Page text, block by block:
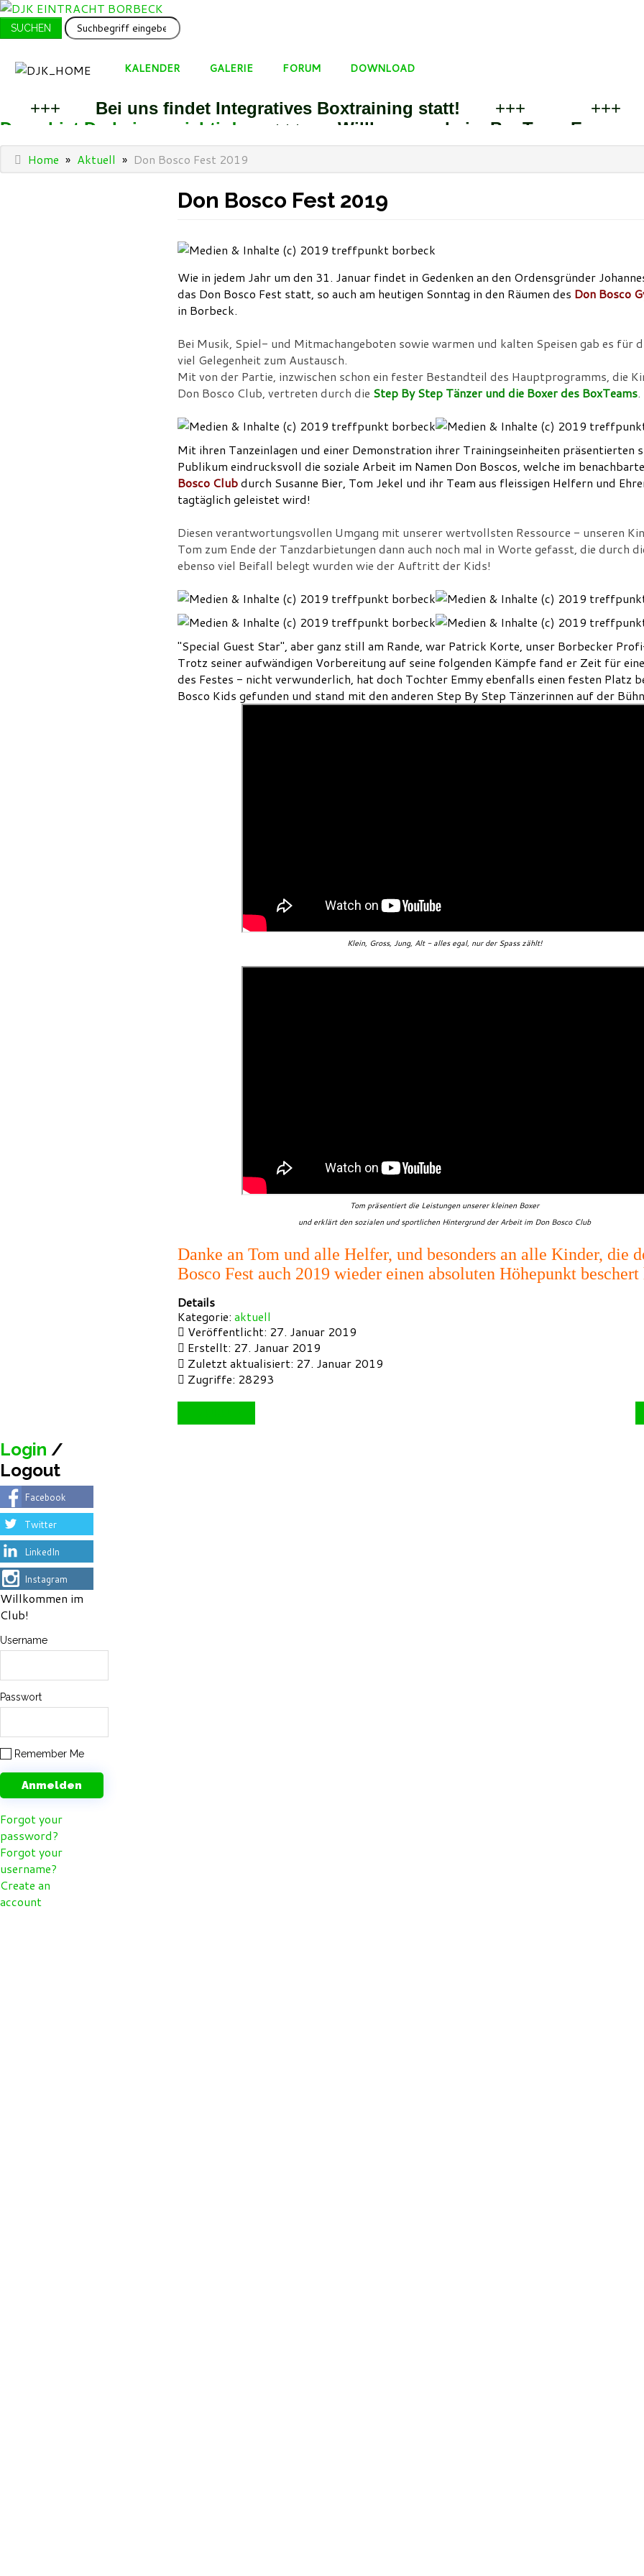
SUCHEN
SUCHEN
...
KALENDER GALERIE FORUM DOWNLOAD
+++ Bei uns findet Integratives Boxtraining statt! +++
Dann bist Du bei uns richtig! +++ Willkommen beim BoxTeam Essen
+++
Home » Aktuell » Don Bosco Fest 2019
Don Bosco Fest 2019
Wie in jedem Jahr um den 31. Januar findet in Gedenken an den Ordensgründer
das Don Bosco Fest statt, so auch am heutigen Sonntag in den Räumen des Don Bosco
in Borbeck.
Bei Musik, Spiel- und Mitmachangeboten sowie warmen und kalten Speisen gab es für
viel Gelegenheit zum Austausch.
Mit von der Partie, inzwischen schon ein fester Bestandteil des Hauptprogramms, die
Don Bosco Club, vertreten durch die Step By Step Tänzer und die Boxer des BoxTeams.
Mit ihren Tanzeinlagen und einer Demonstration ihrer Trainingseinheiten präsentierten
Publikum eindrucksvoll die soziale Arbeit im Namen Don Boscos, welche im
Bosco Clubdurch Susanne Bier, Tom Jekel und ihr Team aus fleissigen Helfern und
tagtäglich geleistet wird!
Diesen verantwortungsvollen Umgang mit unserer wertvollsten Ressource - unseren
Tom zum Ende der Tanzdarbietungen dann auch noch mal in Worte gefasst, die durch
ebenso viel Beifall belegt wurden wie der Auftritt der Kids!
"Special Guest Star", aber ganz still am Rande, war Patrick Korte, unser Borbecker
Trotz seiner aufwändigen Vorbereitung auf seine folgenden Kämpfe fand er Zeit für
des Festes - nicht verwunderlich, hat doch Tochter Emmy ebenfalls einen festen Platz
Bosco Kids gefunden und stand mit den anderen Step By Step Tänzerinnen auf der
Klein, Gross, Jung, Alt - alles egal, nur der Spass zählt!
Tom präsentiert die Leistungen unserer kleinen Boxer
und erklärt den sozialen und sportlichen Hintergrund der Arbeit im Don Bosco Club
Danke an Tom und alle Helfer, und besonders an alle Kinder, die
Bosco Fest auch 2019 wieder einen absoluten Höhepunkt beschert
Details
Kategorie:aktuell
Veröffentlicht: 27. Januar 2019
Erstellt: 27. Januar 2019
Zuletzt aktualisiert: 27. Januar 2019
Zugriffe: 28293
Login /
Logout
Facebook
Twitter
LinkedIn
Instagram
Willkommen im
Club!
Username
Passwort
Remember Me
Forgot your
password?
Forgot your
username?
Create an
account